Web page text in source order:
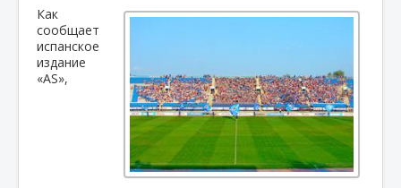
Как
сообщает
испанское
издание
«AS»,